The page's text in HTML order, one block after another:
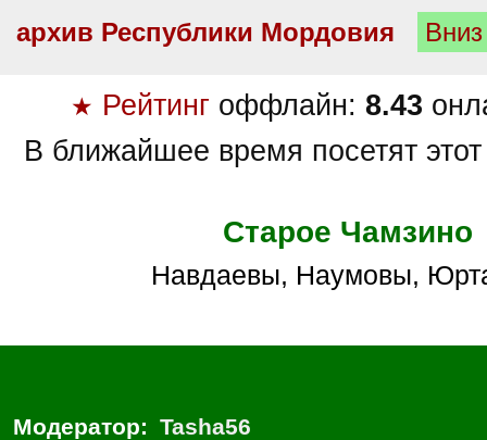
архив Республики Мордовия
★ Рейтинг оффлайн: 8.43
В ближайшее время посетят
Старое Чамзино
Навдаевы, Наумовы,
Модератор: Tasha56